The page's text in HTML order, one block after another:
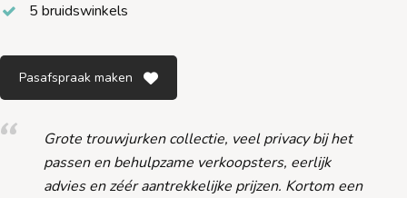
5 bruidswinkels
Pasafspraak maken
Grote trouwjurken collectie, veel privacy bij het
passen en behulpzame verkoopsters, eerlijk
advies en zéér aantrekkelijke prijzen. Kortom een